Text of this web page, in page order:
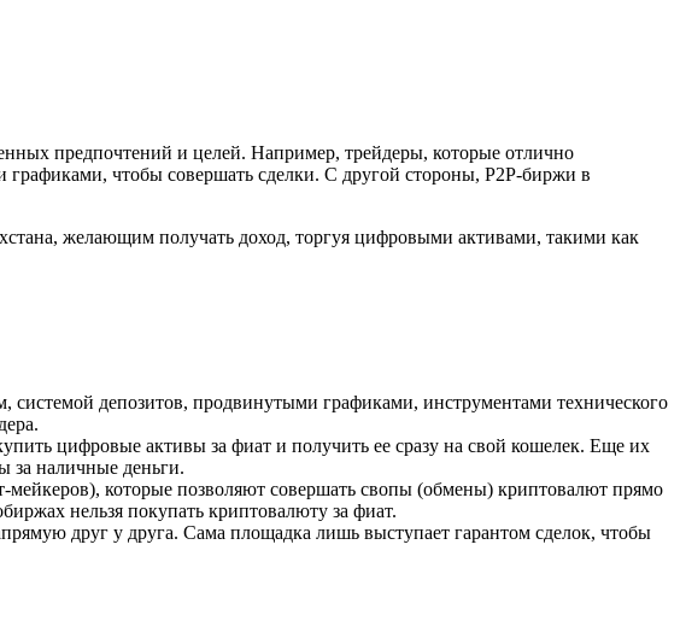
предпочтений и целей. Например, трейдеры, которые отлично
графиками, чтобы совершать сделки. С другой стороны, P2P-биржи в
желающим получать доход, торгуя цифровыми активами, такими как
депозитов, продвинутыми графиками, инструментами технического
цифровые активы за фиат и получить ее сразу на свой кошелек. Еще их
за наличные деньги.
которые позволяют совершать свопы (обмены) криптовалют прямо
нельзя покупать криптовалюту за фиат.
друг у друга. Сама площадка лишь выступает гарантом сделок, чтобы